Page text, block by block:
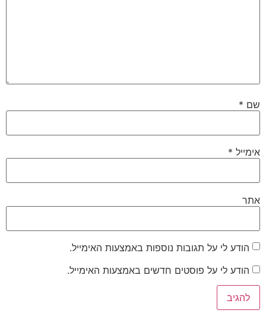
שם *
אימייל *
אתר
הודע לי על תגובות נוספות באמצעות האימייל.
הודע לי על פוסטים חדשים באמצעות האימייל.